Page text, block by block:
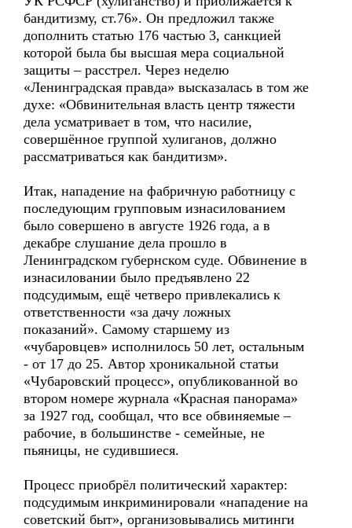
бандитизму, ст.76». Он предложил также
дополнить статью 176 частью 3, санкцией
которой была бы высшая мера социальной
защиты – расстрел. Через неделю
«Ленинградская правда» высказалась в том же
духе: «Обвинительная власть центр тяжести
дела усматривает в том, что насилие,
совершённое группой хулиганов, должно
рассматриваться как бандитизм».
Итак, нападение на фабричную работницу с
последующим групповым изнасилованием
было совершено в августе 1926 года, а в
декабре слушание дела прошло в
Ленинградском губернском суде. Обвинение в
изнасиловании было предъявлено 22
подсудимым, ещё четверо привлекались к
ответственности «за дачу ложных
показаний». Самому старшему из
«чубаровцев» исполнилось 50 лет, остальным
- от 17 до 25. Автор хроникальной статьи
«Чубаровский процесс», опубликованной во
втором номере журнала «Красная панорама»
за 1927 год, сообщал, что все обвиняемые –
рабочие, в большинстве - семейные, не
пьяницы, не судившиеся.
Процесс приобрёл политический характер:
подсудимым инкриминировали «нападение на
советский быт», организовывались митинги